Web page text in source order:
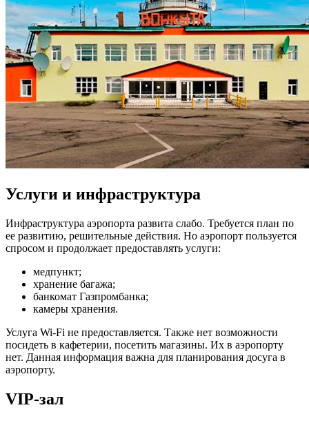
Услуги и инфраструктура
Инфраструктура аэропорта развита слабо. Требуется план по
ее развитию, решительные действия. Но аэропорт пользуется
спросом и продолжает предоставлять услуги:
медпункт;
хранение багажа;
банкомат Газпромбанка;
камеры хранения.
Услуга Wi-Fi не предоставляется. Также нет возможности
посидеть в кафетерии, посетить магазины. Их в аэропорту
нет. Данная информация важна для планирования досуга в
аэропорту.
VIP-зал